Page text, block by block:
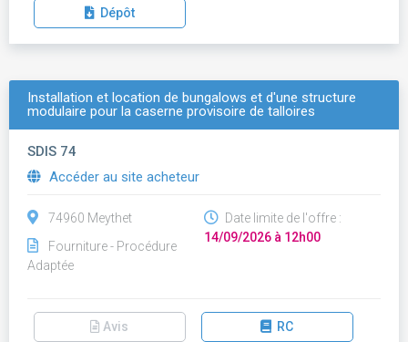
Dépôt
Installation et location de bungalows et d'une structure
modulaire pour la caserne provisoire de talloires
SDIS 74
Accéder au site acheteur
74960 Meythet
Fourniture - Procédure
Adaptée
Date limite de l'offre :
14/09/2026 à 12h00
Avis RC